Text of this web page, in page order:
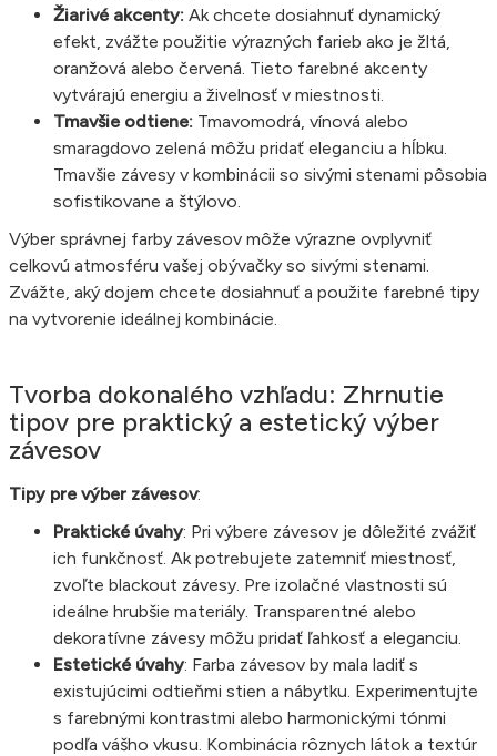
Žiarivé akcenty: Ak chcete dosiahnuť dynamický
efekt, zvážte použitie výrazných farieb ako je žltá,
oranžová alebo červená. Tieto farebné akcenty
vytvárajú energiu a živelnosť v miestnosti.
Tmavšie odtiene: Tmavomodrá, vínová alebo
smaragdovo zelená môžu pridať eleganciu a hĺbku.
Tmavšie závesy v kombinácii so sivými stenami pôsobia
sofistikovane a štýlovo.
Výber správnej farby závesov môže výrazne ovplyvniť
celkovú atmosféru vašej obývačky so sivými stenami.
Zvážte, aký dojem chcete dosiahnuť a použite farebné tipy
na vytvorenie ideálnej kombinácie.
Tvorba dokonalého vzhľadu: Zhrnutie
tipov pre praktický a estetický výber
závesov
Tipy pre výber závesov:
Praktické úvahy: Pri výbere závesov je dôležité zvážiť
ich funkčnosť. Ak potrebujete zatemniť miestnosť,
zvoľte blackout závesy. Pre izolačné vlastnosti sú
ideálne hrubšie materiály. Transparentné alebo
dekoratívne závesy môžu pridať ľahkosť a eleganciu.
Estetické úvahy: Farba závesov by mala ladiť s
existujúcimi odtieňmi stien a nábytku. Experimentujte
s farebnými kontrastmi alebo harmonickými tónmi
podľa vášho vkusu. Kombinácia rôznych látok a textúr